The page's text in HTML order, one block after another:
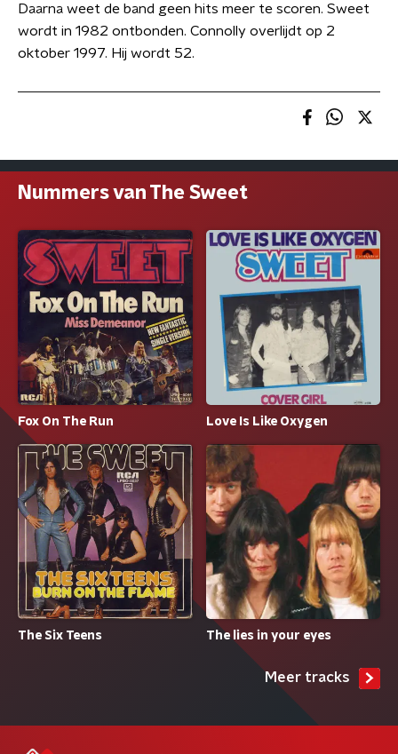
Daarna weet de band geen hits meer te scoren. Sweet
wordt in 1982 ontbonden. Connolly overlijdt op 2
oktober 1997. Hij wordt 52.
Nummers van The Sweet
Fox On The Run Love Is Like Oxygen
The Six Teens The lies in your eyes
Meer tracks